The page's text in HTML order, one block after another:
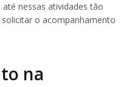
nessas atividades tão
o acompanhamento
na